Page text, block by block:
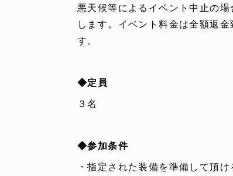
悪天候等によるイベント中止の
します。イベント料金は全額返
す。
◆定員
３名
◆参加条件
・指定された装備を準備して頂け